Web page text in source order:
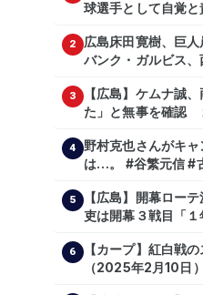
球選手として自覚
2
広島床田寛樹、巨
バンク・ガルビス
3
【広島】ケムナ誠
た」と無事を確認
4
野村克也さんがキ
は…。 #谷繁元信 #
5
【広島】開幕ロー
吏は開幕３戦目「
6
【カープ】紅白戦
（2025年2月10日